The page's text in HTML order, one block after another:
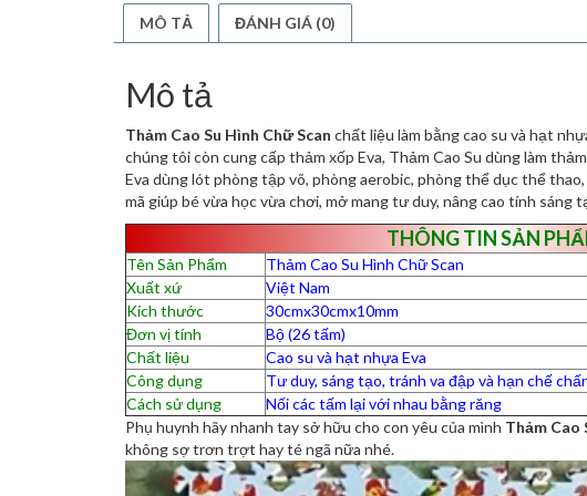
MÔ TẢ ĐÁNH GIÁ (0)
Mô tả
Thảm Cao Su Hình Chữ Scan chất liệu làm bằng cao su và hạt
chúng tôi còn cung cấp thảm xốp Eva, Thảm Cao Su dùng làm
Eva dùng lót phòng tập võ, phòng aerobic, phòng thể dục thể
mã giúp bé vừa học vừa chơi, mở mang tư duy, nâng cao tính sáng
THÔNG TIN SẢN
Tên Sản Phẩm
Thảm Cao Su Hình Chữ Scan
Xuất xứ
Việt Nam
Kích thước
30cmx30cmx10mm
Đơn vị tính
Bộ (26 tấm)
Chất liệu
Cao su và hạt nhựa Eva
Công dụng
Tư duy, sáng tạo, tránh va đập và hạn chế
Cách sử dụng
Nối các tấm lại với nhau bằng răng
Phụ huynh hãy nhanh tay sở hữu cho con yêu của mình Thảm Cao
không sợ trơn trợt hay té ngã nữa nhé.